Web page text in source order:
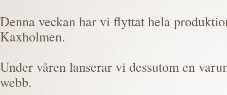
Denna veckan har vi flyttat hela
Kaxholmen.
Under våren lanserar vi dessutom en
webb.